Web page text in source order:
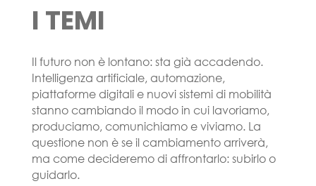
I TEMI
Il futuro non è lontano: sta già accadendo.
Intelligenza artificiale, automazione,
piattaforme digitali e nuovi sistemi di mobilità
stanno cambiando il modo in cui lavoriamo,
produciamo, comunichiamo e viviamo. La
questione non è se il cambiamento arriverà,
ma come decideremo di affrontarlo: subirlo o
guidarlo.